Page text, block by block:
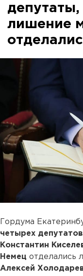
лишение
Гордума
четырех депутатов
Константин
Немец отделались
Алексей